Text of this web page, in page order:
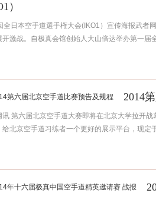
）
全日本空手道選手権大会(IKO1）宣传海报武者
开激战。自极真会馆创始人大山倍达举办第一届
2014
讯 第六届北京空手道大赛即将在北京大学拉开
给北京空手道习练者一个更好的展示平台，现定